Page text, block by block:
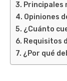
Principales
Opiniones
¿Cuánto
Requisitos
¿Por qué